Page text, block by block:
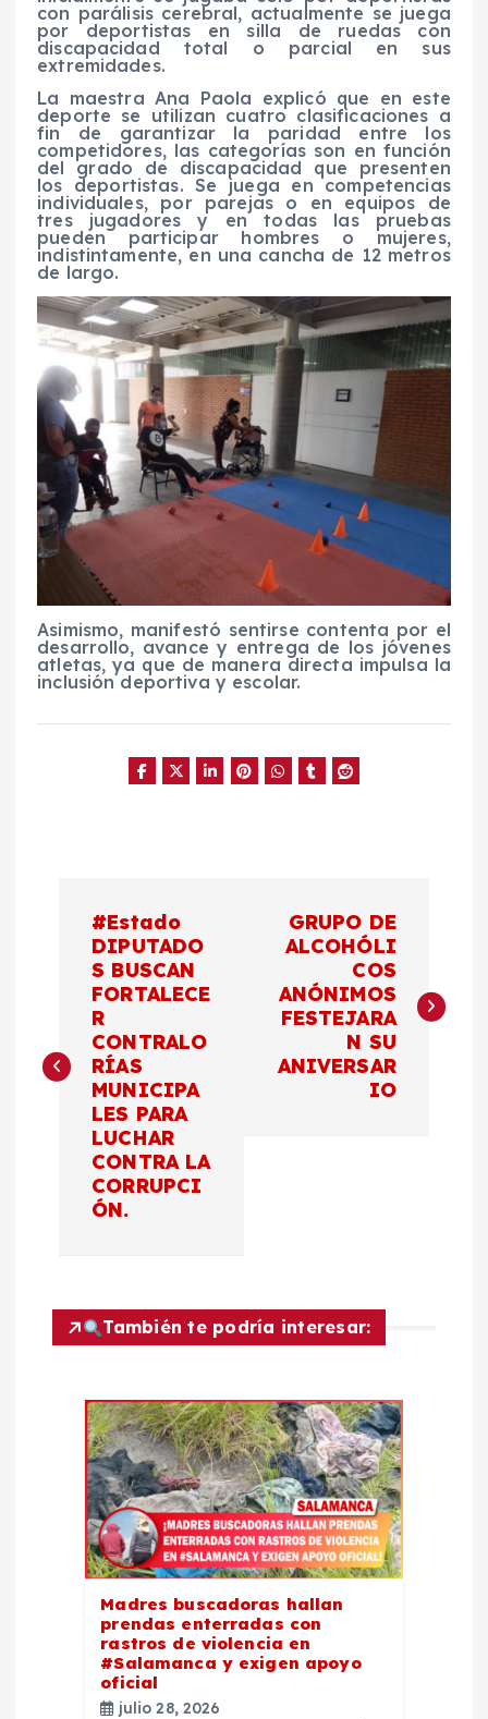
con parálisis cerebral, actualmente se juega
por deportistas en silla de ruedas con
discapacidad total o parcial en sus
extremidades.
La maestra Ana Paola explicó que en este
deporte se utilizan cuatro clasificaciones a
fin de garantizar la paridad entre los
competidores, las categorías son en función
del grado de discapacidad que presenten
los deportistas. Se juega en competencias
individuales, por parejas o en equipos de
tres jugadores y en todas las pruebas
pueden participar hombres o mujeres,
indistintamente, en una cancha de 12 metros
de largo.
Asimismo, manifestó sentirse contenta por el
desarrollo, avance y entrega de los jóvenes
atletas, ya que de manera directa impulsa la
inclusión deportiva y escolar.
e
ó
#Estado
DIPUTADO
S BUSCAN
FORTALECE
R
CONTRALO
RÍAS
MUNICIPA
LES PARA
LUCHAR
CONTRA LA
CORRUPCI
ÓN.
GRUPO DE
ALCOHÓLI
COS
ANÓNIMOS
FESTEJARA
N SU
ANIVERSAR
IO
También te podría interesar:
Madres buscadoras hallan
prendas enterradas con
rastros de violencia en
#Salamanca y exigen apoyo
oficial
julio 28, 2026